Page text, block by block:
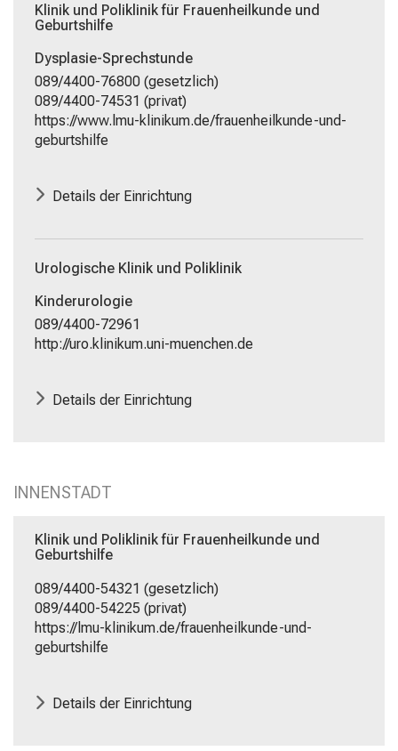
Klinik und Poliklinik für Frauenheilkunde und
Geburtshilfe
Dysplasie-Sprechstunde
089/4400-76800 (gesetzlich)
089/4400-74531 (privat)
https://www.lmu-klinikum.de/frauenheilkunde-und-
geburtshilfe
Details der Einrichtung
Urologische Klinik und Poliklinik
Kinderurologie
089/4400-72961
http://uro.klinikum.uni-muenchen.de
Details der Einrichtung
INNENSTADT
Klinik und Poliklinik für Frauenheilkunde und
Geburtshilfe
089/4400-54321 (gesetzlich)
089/4400-54225 (privat)
https://lmu-klinikum.de/frauenheilkunde-und-
geburtshilfe
Details der Einrichtung